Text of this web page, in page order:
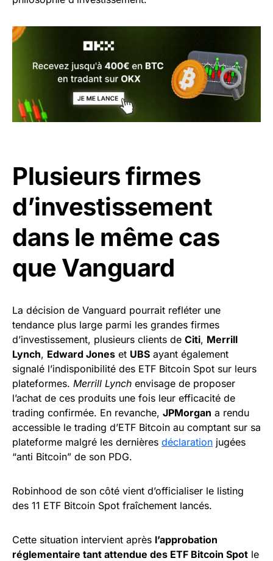
Plusieurs firmes
d’investissement
dans le même cas
que Vanguard
La décision de Vanguard pourrait refléter une
tendance plus large parmi les grandes firmes
d’investissement, plusieurs clients de Citi, Merrill
Lynch, Edward Jones et UBS ayant également
signalé l’indisponibilité des ETF Bitcoin Spot sur leurs
plateformes. Merrill Lynch envisage de proposer
l’achat de ces produits une fois leur efficacité de
trading confirmée. En revanche, JPMorgan a rendu
accessible le trading d’ETF Bitcoin au comptant sur sa
plateforme malgré les dernières déclaration jugées
“anti Bitcoin” de son PDG.
Robinhood de son côté vient d’officialiser le listing
des 11 ETF Bitcoin Spot fraîchement lancés.
Cette situation intervient après l’approbation
réglementaire tant attendue des ETF Bitcoin Spot le